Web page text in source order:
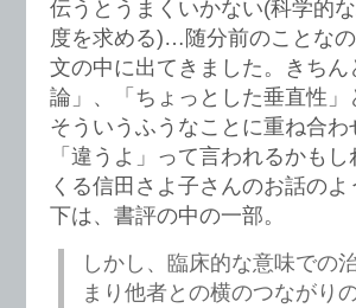
伝うとうまくいかない(科学的
度を求める)…随分前のことな
文の中に出てきました。きち
論」、「ちょっとした垂直性
そういうふうなことに重ね合
「違うよ」って言われるかも
くる信田さよ子さんのお話の
下は、書評の中の一部。
しかし、臨床的な意味での
まり他者との横のつながり